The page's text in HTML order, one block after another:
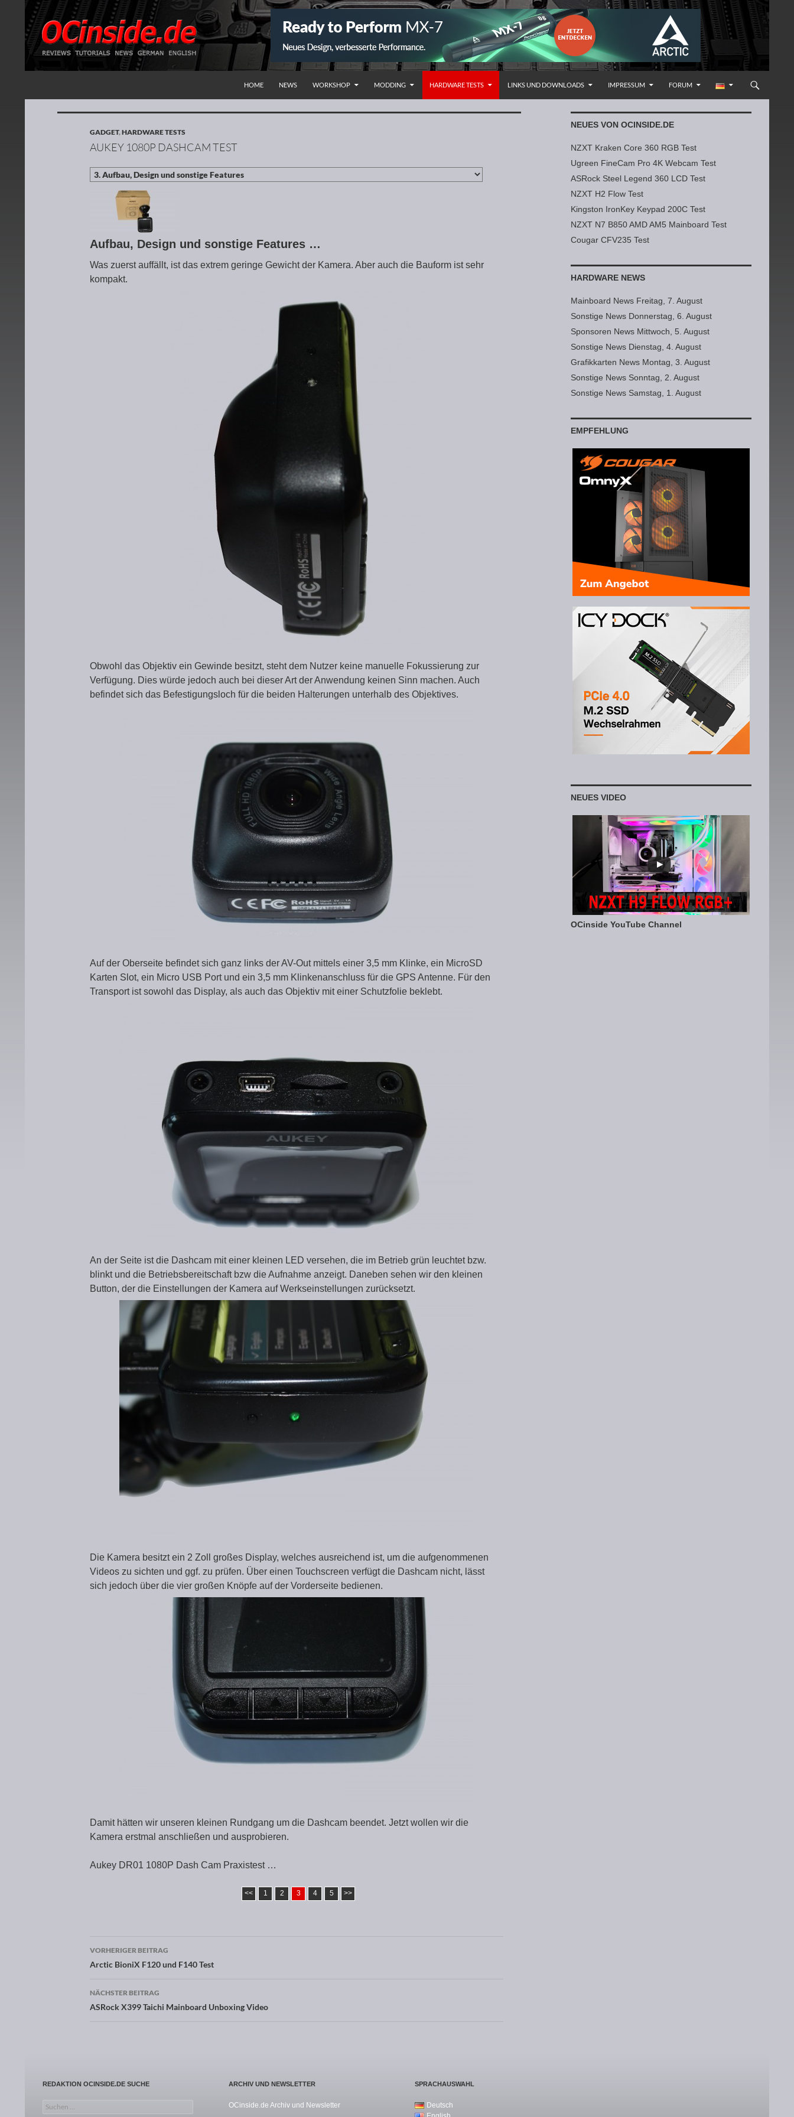
HOME
NEWS WORKSHOP MODDING HARDWARE TESTS LINKS UND DOWNLOADS IMPRESSUM FORUM
GADGET,HARDWARE TESTS
AUKEY 1080P DASHCAM TEST
Aufbau, Design und sonstige Features …
Was zuerst auffällt, ist das extrem geringe Gewicht der Kamera. Aber auch die Bauform ist sehr
kompakt.
Obwohl das Objektiv ein Gewinde besitzt, steht dem Nutzer keine manuelle Fokussierung zur
Verfügung. Dies würde jedoch auch bei dieser Art der Anwendung keinen Sinn machen. Auch
befindet sich das Befestigungsloch für die beiden Halterungen unterhalb des Objektives.
Auf der Oberseite befindet sich ganz links der AV-Out mittels einer 3,5 mm Klinke, ein MicroSD
Karten Slot, ein Micro USB Port und ein 3,5 mm Klinkenanschluss für die GPS Antenne. Für den
Transport ist sowohl das Display, als auch das Objektiv mit einer Schutzfolie beklebt.
An der Seite ist die Dashcam mit einer kleinen LED versehen, die im Betrieb grün leuchtet bzw.
blinkt und die Betriebsbereitschaft bzw die Aufnahme anzeigt. Daneben sehen wir den kleinen
Button, der die Einstellungen der Kamera auf Werkseinstellungen zurücksetzt.
Die Kamera besitzt ein 2 Zoll großes Display, welches ausreichend ist, um die aufgenommenen
Videos zu sichten und ggf. zu prüfen. Über einen Touchscreen verfügt die Dashcam nicht, lässt
sich jedoch über die vier großen Knöpfe auf der Vorderseite bedienen.
Damit hätten wir unseren kleinen Rundgang um die Dashcam beendet. Jetzt wollen wir die
Kamera erstmal anschließen und ausprobieren.
Aukey DR01 1080P Dash Cam Praxistest …
<< 1 2 3 4 5 >>
Beitragsnavigation
VORHERIGER BEITRAG
Arctic BioniX F120 und F140 Test
NÄCHSTER BEITRAG
ASRock X399 Taichi Mainboard Unboxing Video
NEUES VON OCINSIDE.DE
NZXT Kraken Core 360 RGB Test
Ugreen FineCam Pro 4K Webcam Test
ASRock Steel Legend 360 LCD Test
NZXT H2 Flow Test
Kingston IronKey Keypad 200C Test
NZXT N7 B850 AMD AM5 Mainboard Test
Cougar CFV235 Test
HARDWARE NEWS
Mainboard News Freitag, 7. August
Sonstige News Donnerstag, 6. August
Sponsoren News Mittwoch, 5. August
Sonstige News Dienstag, 4. August
Grafikkarten News Montag, 3. August
Sonstige News Sonntag, 2. August
Sonstige News Samstag, 1. August
EMPFEHLUNG
NEUES VIDEO
OCinside YouTube Channel
REDAKTION OCINSIDE.DE SUCHE
Suchen nach:
ARCHIV UND NEWSLETTER
OCinside.de Archiv und Newsletter
SPRACHAUSWAHL
Deutsch